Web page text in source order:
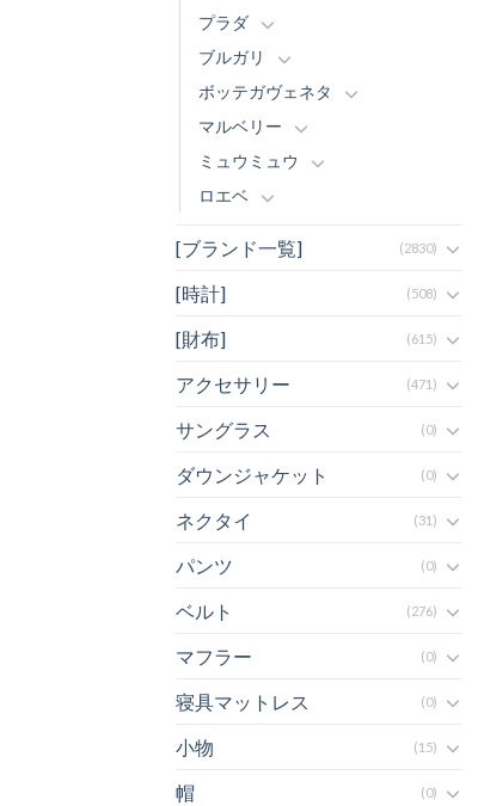
プラダ
ブルガリ
ボッテガヴェネタ
マルベリー
ミュウミュウ
ロエベ
[ブランド一覧] (2830)
[時計] (508)
[財布] (615)
アクセサリー (471)
サングラス (0)
ダウンジャケット (0)
ネクタイ (31)
パンツ (0)
ベルト (276)
マフラー (0)
寝具マットレス (0)
小物 (15)
帽 (0)